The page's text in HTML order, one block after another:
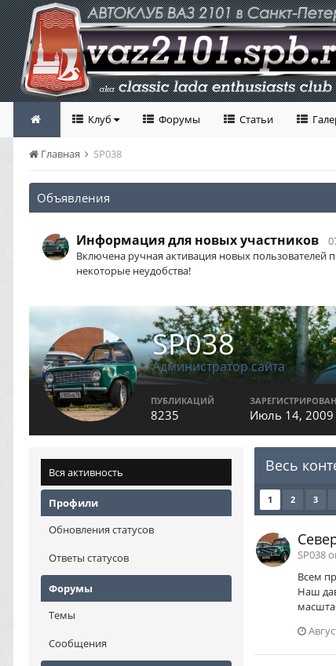
Клуб Форумы Статьи
Главная SP038
Объявления
Информация для новых участников
Включена ручная активация новых
некоторые неудобства!
SP038
Администратор сайта
ПУБЛИКАЦИЙ
8235
ЗАРЕГИСТРИРОВАН
Июль 14, 2009
Вся активность
Профили
Обновления статусов
Ответы статусов
Форумы
Темы
Сообщения
Весь
1 2 3
SP038
Всем
Наш